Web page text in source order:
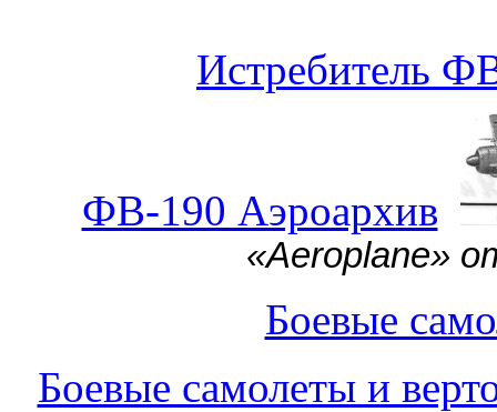
Истребитель
ФВ-190 Аэроархив
«Aeroplane»
Боевые
Боевые самолеты и